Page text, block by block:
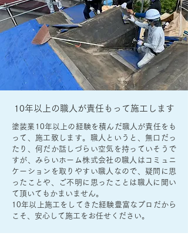
10年以上の職人が責任もって施工します
塗装業10年以上の経験を積んだ職人が責任をも
って、施工致します。職人というと、無口だっ
たり、何だか話しづらい空気を持っていそうで
すが、みらいホーム株式会社の職人はコミュニ
ケーションを取りやすい職人なので、疑問に思
ったことや、ご不明に思ったことは職人に聞い
て頂いてもかまいません。
10年以上施工をしてきた経験豊富なプロだから
こそ、安心して施工をお任せください。